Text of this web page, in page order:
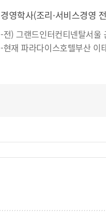
경영학사(조리·서비스경영
-전) 그랜드인터컨티넨탈서울
-현재 파라다이스호텔부산 이